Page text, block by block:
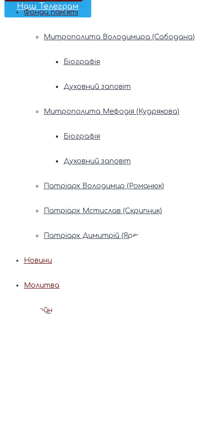
Наш Телеграм
Фонди пам’яті
Митрополита Володимира (Сабодана)
Біографія
Духовний заповіт
Митрополита Мефодія (Кудрякова)
Біографія
Духовний заповіт
Патріарх Володимир (Романюк)
Патріарх Мстислав (Скрипник)
Патріарх Димитрій (Ярема)
Новини
Молитва
Онлайн послуги